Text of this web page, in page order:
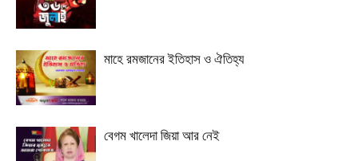
মাহে রমজানের ইতিহাস ও ঐতিহ্য
বেগম খালেদা জিয়া আর নেই